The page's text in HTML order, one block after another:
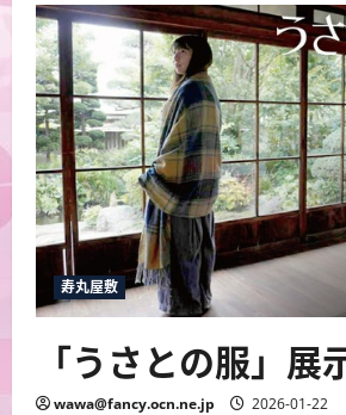
つ
ま
み
細
工
体
験
に
つ
い
て
さ
ら
に
読
む
寿丸屋敷
「うさとの服」展
wawa@fancy.ocn.ne.jp 2026-01-22